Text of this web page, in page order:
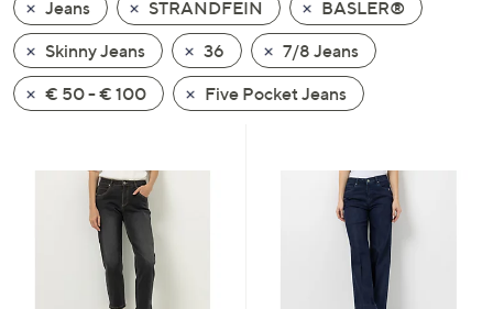
oder
wischen
Sie
auf
nach
Jeans
STRANDFEIN
BASLER®
Skinny Jeans
36
7/8 Jeans
€ 50 - € 100
Five Pocket Jeans